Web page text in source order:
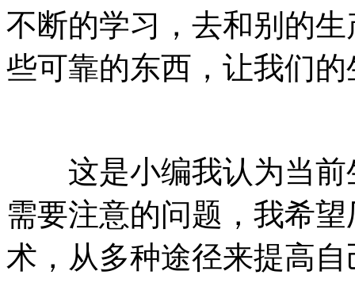
不断的学习，去和别的
些可靠的东西，让我们
这是小编我认为当前
需要注意的问题，我希
术，从多种途径来提高